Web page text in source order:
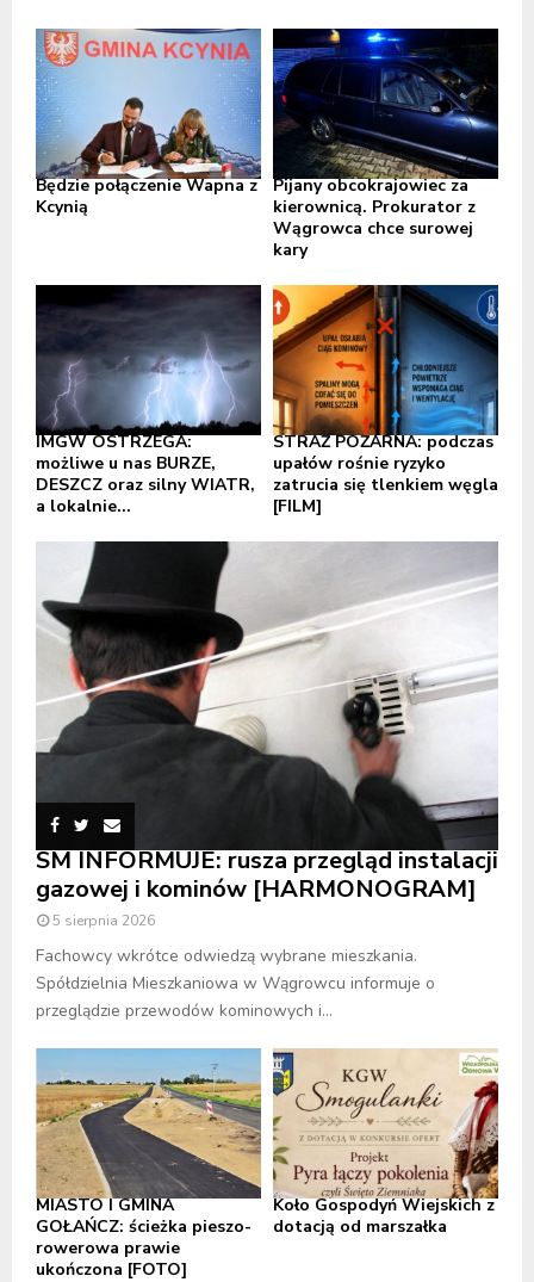
Będzie połączenie Wapna z
Kcynią
Pijany obcokrajowiec za
kierownicą. Prokurator z
Wągrowca chce surowej
kary
IMGW OSTRZEGA:
możliwe u nas BURZE,
DESZCZ oraz silny WIATR,
a lokalnie...
STRAŻ POŻARNA: podczas
upałów rośnie ryzyko
zatrucia się tlenkiem węgla
[FILM]
SM INFORMUJE: rusza przegląd instalacji
gazowej i kominów [HARMONOGRAM]
5 sierpnia 2026
Fachowcy wkrótce odwiedzą wybrane mieszkania.
Spółdzielnia Mieszkaniowa w Wągrowcu informuje o
przeglądzie przewodów kominowych i...
MIASTO I GMINA
GOŁAŃCZ: ścieżka pieszo-
rowerowa prawie
ukończona [FOTO]
Koło Gospodyń Wiejskich z
dotacją od marszałka